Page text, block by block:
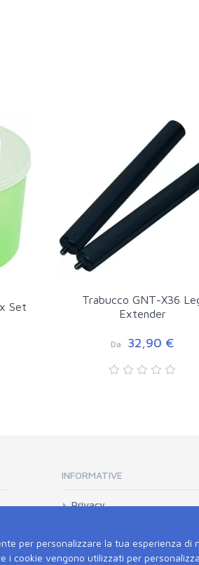
Set
Trabucco GNT-X36
Extender
Da 32,90 €
INFORMATIVE
Privacy
Condizioni generali di
Recesso
per personalizzare la tua esperienza di
i cookie vengono utilizzati per